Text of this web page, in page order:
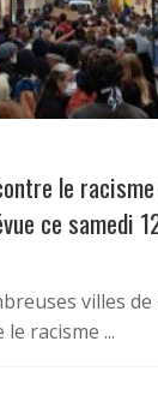
le
ce samedi
villes de
racisme ...